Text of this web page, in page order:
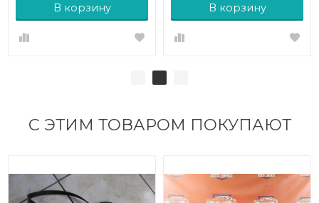
В корзину В корзину
С ЭТИМ ТОВАРОМ ПОКУПАЮТ